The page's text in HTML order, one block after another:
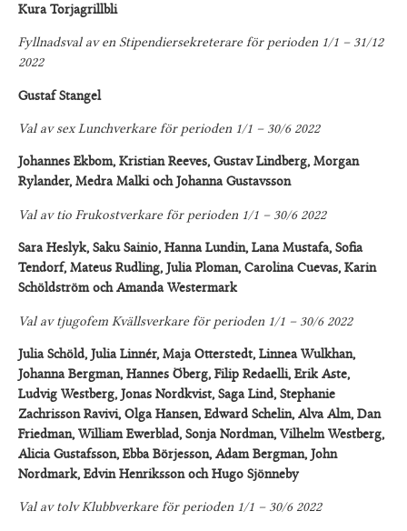
Kura Torjagrillbli
Fyllnadsval av en Stipendiersekreterare för perioden 1/1 – 31/12
2022
Gustaf Stangel
Val av sex Lunchverkare för perioden 1/1 – 30/6 2022
Johannes Ekbom, Kristian Reeves, Gustav Lindberg, Morgan
Rylander, Medra Malki och Johanna Gustavsson
Val av tio Frukostverkare för perioden 1/1 – 30/6 2022
Sara Heslyk, Saku Sainio, Hanna Lundin, Lana Mustafa, Sofia
Tendorf, Mateus Rudling, Julia Ploman, Carolina Cuevas, Karin
Schöldström och Amanda Westermark
Val av tjugofem Kvällsverkare för perioden 1/1 – 30/6 2022
Julia Schöld, Julia Linnér, Maja Otterstedt, Linnea Wulkhan,
Johanna Bergman, Hannes Öberg, Filip Redaelli, Erik Aste,
Ludvig Westberg, Jonas Nordkvist, Saga Lind, Stephanie
Zachrisson Ravivi, Olga Hansen, Edward Schelin, Alva Alm, Dan
Friedman, William Ewerblad, Sonja Nordman, Vilhelm Westberg,
Alicia Gustafsson, Ebba Börjesson, Adam Bergman, John
Nordmark, Edvin Henriksson och Hugo Sjönneby
Val av tolv Klubbverkare för perioden 1/1 – 30/6 2022